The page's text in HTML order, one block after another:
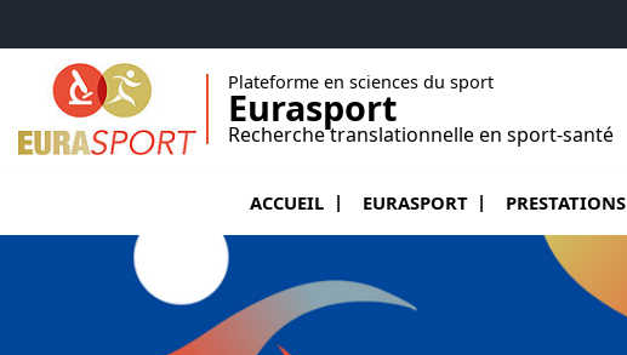
Plateforme en sciences du sport
Eurasport
Recherche translationnelle en sport-santé
ACCUEIL EURASPORT PRESTATIONS